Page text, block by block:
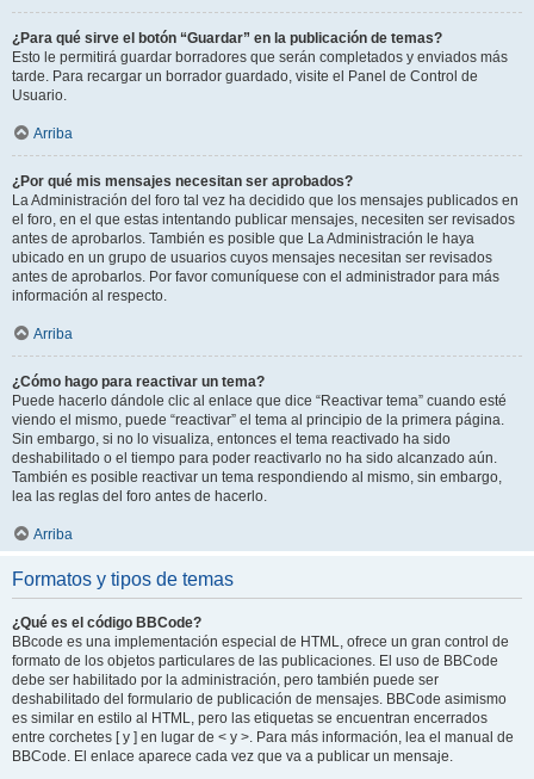
¿Para qué sirve el botón “Guardar” en la publicación de temas?
Esto le permitirá guardar borradores que serán completados y enviados más
tarde. Para recargar un borrador guardado, visite el Panel de Control de
Usuario.
Arriba
¿Por qué mis mensajes necesitan ser aprobados?
La Administración del foro tal vez ha decidido que los mensajes publicados en
el foro, en el que estas intentando publicar mensajes, necesiten ser revisados
antes de aprobarlos. También es posible que La Administración le haya
ubicado en un grupo de usuarios cuyos mensajes necesitan ser revisados
antes de aprobarlos. Por favor comuníquese con el administrador para más
información al respecto.
Arriba
¿Cómo hago para reactivar un tema?
Puede hacerlo dándole clic al enlace que dice “Reactivar tema” cuando esté
viendo el mismo, puede “reactivar” el tema al principio de la primera página.
Sin embargo, si no lo visualiza, entonces el tema reactivado ha sido
deshabilitado o el tiempo para poder reactivarlo no ha sido alcanzado aún.
También es posible reactivar un tema respondiendo al mismo, sin embargo,
lea las reglas del foro antes de hacerlo.
Arriba
Formatos y tipos de temas
¿Qué es el código BBCode?
BBcode es una implementación especial de HTML, ofrece un gran control de
formato de los objetos particulares de las publicaciones. El uso de BBCode
debe ser habilitado por la administración, pero también puede ser
deshabilitado del formulario de publicación de mensajes. BBCode asimismo
es similar en estilo al HTML, pero las etiquetas se encuentran encerrados
entre corchetes [ y ] en lugar de < y >. Para más información, lea el manual de
BBCode. El enlace aparece cada vez que va a publicar un mensaje.